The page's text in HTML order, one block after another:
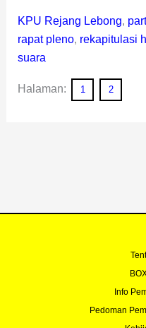
KPU Rejang Lebong,
rapat pleno, rekapitulasi
suara
Halaman: 1 2
Info
Pedoman